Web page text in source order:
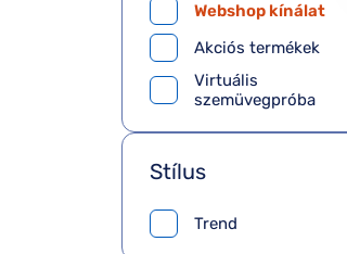
Webshop kínálat
Akciós termékek
Virtuális
szemüvegpróba
Stílus
Trend